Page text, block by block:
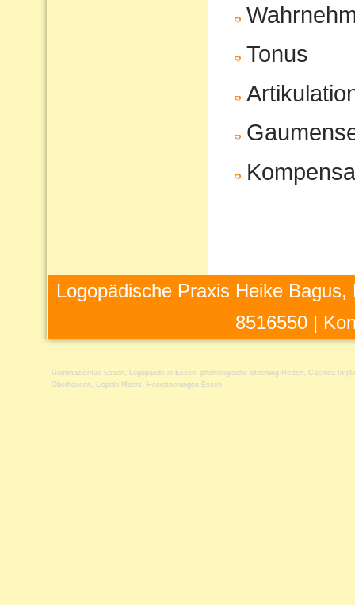
Tonus
Logopädische Praxis Heike
8516550 |
Gammazismus Essen Logopaede in Essen phonologische Stoerung Herten
Cochlea
Oberhausen
Lispeln Moers Hoerstoerungen Essen